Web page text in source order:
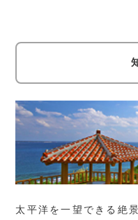
太平洋を一望できる絶